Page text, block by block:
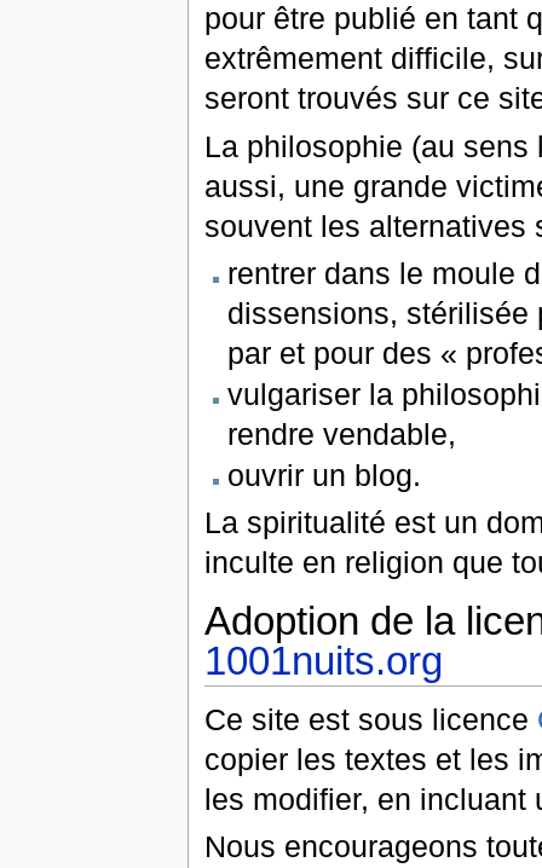
pour être publié en tant
extrêmement difficile,
seront trouvés sur ce
La philosophie (au sens
aussi, une grande
souvent les alternatives
rentrer dans le moule
dissensions, stérilisée
par et pour des «
vulgariser la
rendre vendable,
ouvrir un blog.
La spiritualité est un
inculte en religion que
Adoption de la
1001nuits.org
Ce site est sous licence
copier les textes et les
les modifier, en incluant
Nous encourageons